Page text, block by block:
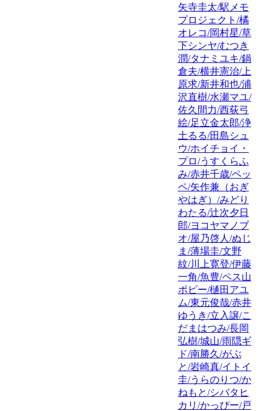
矢寺圭太/駅メモ
プロジェクト/橘
オレコ/岡村星/草
下シンヤ/むつき
潤/タナミユキ/鍋
倉夫/横井憲治/上
原求/新井和也/浦
沢直樹/水瀬マユ/
佐久間力/西荻弓
絵/足立金太郎/浄
土るる/田島シュ
ウ/ホイチョイ・
プロ/うすくらふ
み/赤井千歳/ペッ
ペ/矢作兼（おぎ
やはぎ）/みどり
わたる/辻次夕日
郎/ヨコヤマノブ
オ/屋乃啓人/ぬじ
ま/薄場圭/文野
紋/川上寛登/伊藤
一角/魚豊/ペス山
ポピー/樋田アユ
ム/東元俊哉/赤井
ゆうき/立入譲/こ
だまはつみ/長岡
弘樹/城山/雨隠ギ
ド/南勝久/がぶ
と/岩崎真/イトイ
圭/うらのりつ/か
ねもと/シバタヒ
カリ/かっぴー/戸